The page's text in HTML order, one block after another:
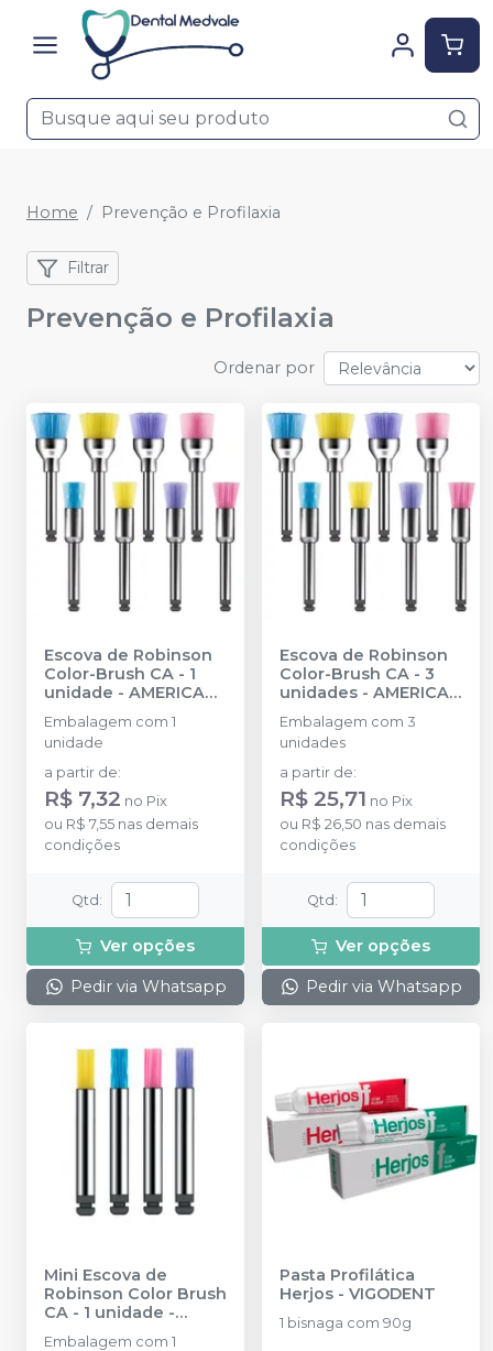
Home Prevenção e Profilaxia
Filtrar
Prevenção e Profilaxia
Ordenar por
Escova de Robinson
Color-Brush CA - 1
unidade - AMERICAN
BURRS
Embalagem com 1
unidade
a partir de:
R$ 7,32 no Pix
ou R$ 7,55 nas demais
condições
Qtd :
Ver opções
Pedir via Whatsapp
Escova de Robinson
Color-Brush CA - 3
unidades - AMERICAN
BURRS
Embalagem com 3
unidades
a partir de:
R$ 25,71 no Pix
ou R$ 26,50 nas demais
condições
Qtd :
Ver opções
Pedir via Whatsapp
Mini Escova de
Robinson Color Brush
CA - 1 unidade -
AMERICAN BURRS
Embalagem com 1
Pasta Profilática
Herjos - VIGODENT
1 bisnaga com 90g